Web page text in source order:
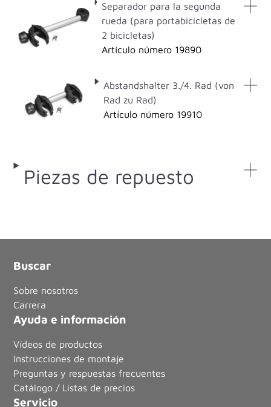
Separador para la segunda
rueda (para portabicicletas de
2 bicicletas)
Artículo número 19890
Abstandshalter 3./4. Rad (von
Rad zu Rad)
Artículo número 19910
Piezas de repuesto
Buscar
Sobre nosotros
Carrera
Ayuda e información
Vídeos de productos
Instrucciones de montaje
Preguntas y respuestas frecuentes
Catálogo / Listas de precios
Servicio